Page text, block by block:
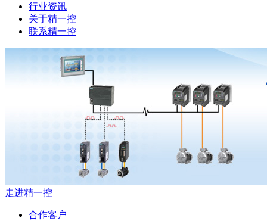
行业资讯
关于精一控
联系精一控
走进精一控
合作客户